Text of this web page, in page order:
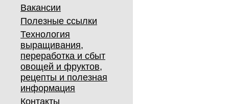
Вакансии
Полезные ссылки
Технология
выращивания,
переработка и сбыт
овощей и фруктов,
рецепты и полезная
информация
Контакты